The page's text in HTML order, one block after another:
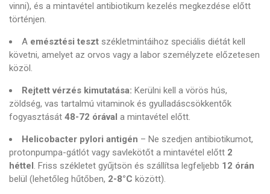
vinni), és a mintavétel antibiotikum kezelés megkezdése előtt
történjen.
A emésztési teszt székletmintáihoz speciális diétát kell
követni, amelyet az orvos vagy a labor személyzete előzetesen
közöl.
Rejtett vérzés kimutatása: Kerülni kell a vörös hús,
zöldség, vas tartalmú vitaminok és gyulladáscsökkentők
fogyasztását 48-72 órával a mintavétel előtt.
Helicobacter pylori antigén – Ne szedjen antibiotikumot,
protonpumpa-gátlót vagy savlekötőt a mintavétel előtt 2
héttel . Friss székletet gyűjtsön és szállítsa legfeljebb 12 órán
belül (lehetőleg hűtőben, 2-8°C között).